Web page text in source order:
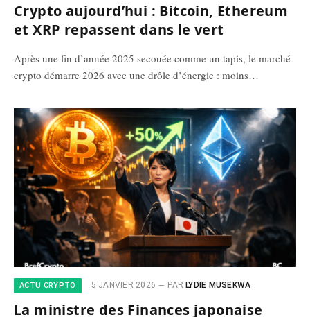
Crypto aujourd’hui : Bitcoin, Ethereum
et XRP repassent dans le vert
Après une fin d’année 2025 secouée comme un tapis, le marché
crypto démarre 2026 avec une drôle d’énergie : moins…
ACTU CRYPTO 5 JANVIER 2026 PAR LYDIE MUSEKWA
La ministre des Finances japonaise